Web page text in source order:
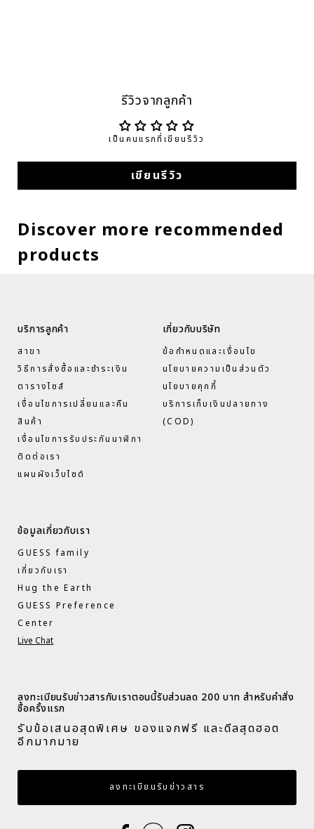
รีวิวจากลูกค้า
เป็นคนแรกที่เขียนรีวิว
เขียนรีวิว
Discover more recommended
products
บริการลูกค้า
สาขา
วิธีการสั่งซื้อและชำระเงิน
ตารางไซส์
เงื่อนไขการเปลี่ยนและคืน
สินค้า
เงื่อนไขการรับประกันนาฬิกา
ติดต่อเรา
แผนผังเว็บไซด์
เกี่ยวกับบริษัท
ข้อกำหนดและเงื่อนไข
นโยบายความเป็นส่วนตัว
นโยบายคุกกี้
บริการเก็บเงินปลายทาง
(COD)
ข้อมูลเกี่ยวกับเรา
GUESS family
เกี่ยวกับเรา
Hug the Earth
GUESS Preference
Center
Live Chat
ลงทะเบียนรับข่าวสารกับเราตอนนี้รับส่วนลด 200 บาท สำหรับคำสั่ง
ซื้อครั้งแรก​
รับข้อเสนอสุดพิเศษ ของแจกฟรี และดีลสุดฮอต
อีกมากมาย​
กรอกอีเมล
ลงทะเบียนรับข่าวสาร